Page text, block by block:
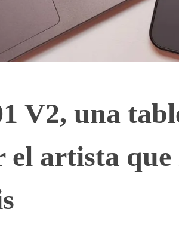
V2, una
el artista que